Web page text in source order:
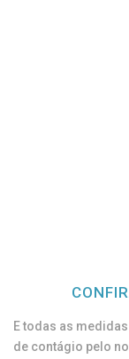
E todas as
de contágio pelo